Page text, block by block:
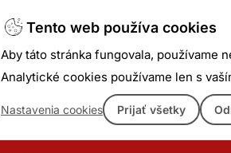
Tento web používa cookies
Aby táto stránka fungovala, používame
Analytické cookies používame len s
Nastavenia cookies Prijať všetky